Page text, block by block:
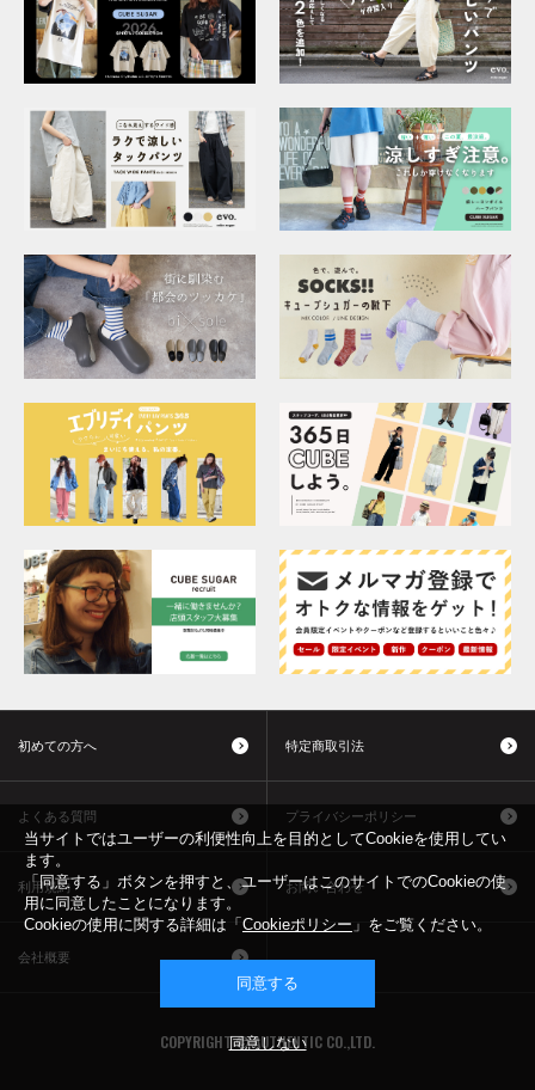
初めての方へ 特定商取引法
よくある質問 プライバシーポリシー
利用規約 お問い合わせ
会社概要
COPYRIGHT © AUTHENTIC CO.,LTD.
当サイトではユーザーの利便性向上を目的としてCookieを使用してい
ます。
「同意する」ボタンを押すと、ユーザーはこのサイトでのCookieの使
用に同意したことになります。
Cookieの使用に関する詳細は「 Cookieポリシー 」をご覧ください。
同意する
同意しない